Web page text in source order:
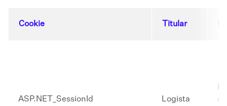
Cookie Titular
ASP.NET_SessionId Logista